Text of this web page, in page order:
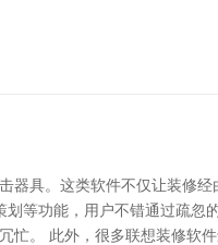
器具。这类软件不仅让装修
等功能，用户不错通过疏
忙。 此外，很多联想装修软